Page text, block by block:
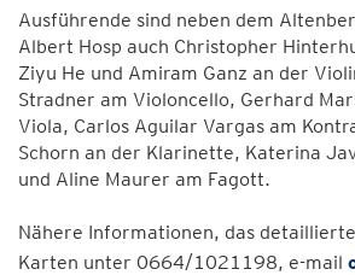
Ausführende sind neben dem
Albert Hosp auch Christopher
Ziyu He und Amiram Ganz an der
Stradner am Violoncello, Gerhard
Viola, Carlos Aguilar Vargas am
Schorn an der Klarinette, Katerina
und Aline Maurer am Fagott.
Nähere Informationen, das
Karten unter 0664/1021198, e-mail